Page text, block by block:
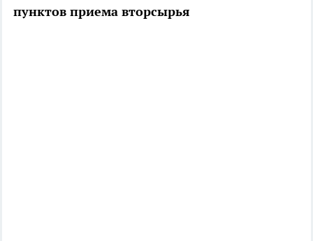
пунктов приема вторсырья